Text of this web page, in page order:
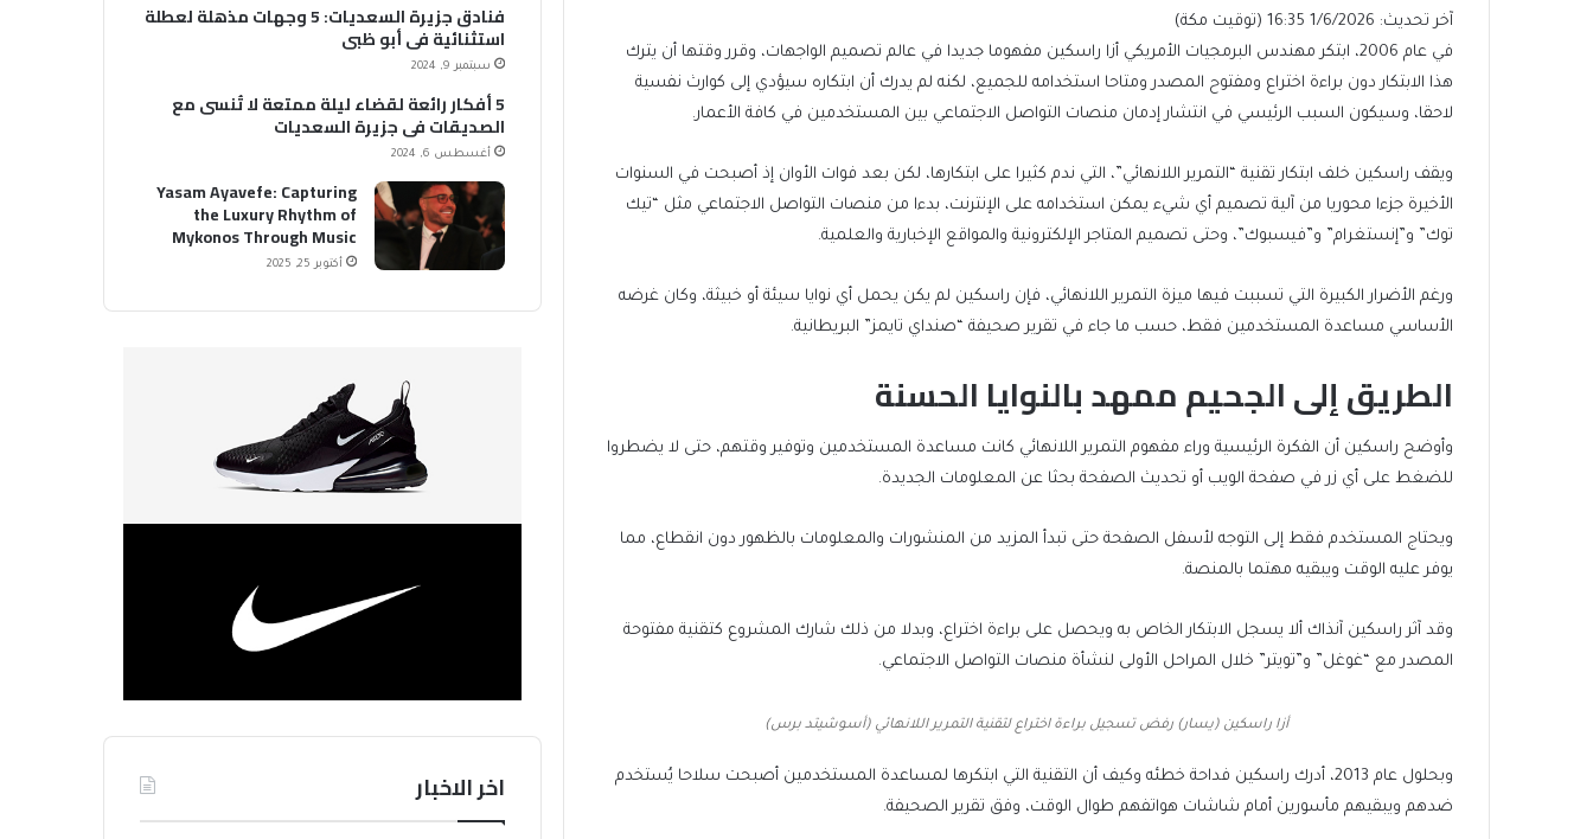
آخر
تحديث:
1/6/2026
16:35
مكة)
آخر تحديث: 1/6/2026 16:35 (توقيت مكة)
في عام 2006، ابتكر مهندس البرمجيات الأمريكي أزا راسكين مفهوما جديدا في عالم تصميم الواجهات، وقرر وقتها أن يترك
هذا الابتكار دون براءة اختراع ومفتوح المصدر ومتاحا استخدامه للجميع، لكنه لم يدرك أن ابتكاره سيؤدي إلى كوارث نفسية
لاحقا، وسيكون السبب الرئيسي في انتشار إدمان منصات التواصل الاجتماعي بين المستخدمين في كافة الأعمار.
ويقف راسكين خلف ابتكار تقنية “التمرير اللانهائي”، التي ندم كثيرا على ابتكارها، لكن بعد فوات الأوان إذ أصبحت في السنوات
الأخيرة جزءا محوريا من آلية تصميم أي شيء يمكن استخدامه على الإنترنت، بدءا من منصات التواصل الاجتماعي مثل “تيك
توك” و”إنستغرام” و”فيسبوك”، وحتى تصميم المتاجر الإلكترونية والمواقع الإخبارية والعلمية.
ورغم الأضرار الكبيرة التي تسببت فيها ميزة التمرير اللانهائي، فإن راسكين لم يكن يحمل أي نوايا سيئة أو خبيثة، وكان غرضه
الأساسي مساعدة المستخدمين فقط، حسب ما جاء في تقرير صحيفة “صنداي تايمز” البريطانية.
الطريق إلى الجحيم ممهد بالنوايا الحسنة
وأوضح راسكين أن الفكرة الرئيسية وراء مفهوم التمرير اللانهائي كانت مساعدة المستخدمين وتوفير وقتهم، حتى لا يضطروا
للضغط على أي زر في صفحة الويب أو تحديث الصفحة بحثا عن المعلومات الجديدة.
ويحتاج المستخدم فقط إلى التوجه لأسفل الصفحة حتى تبدأ المزيد من المنشورات والمعلومات بالظهور دون انقطاع، مما
يوفر عليه الوقت ويبقيه مهتما بالمنصة.
وقد آثر راسكين آنذاك ألا يسجل الابتكار الخاص به ويحصل على براءة اختراع، وبدلا من ذلك شارك المشروع كتقنية مفتوحة
المصدر مع “غوغل” و”تويتر” خلال المراحل الأولى لنشأة منصات التواصل الاجتماعي.
أزا راسكين (يسار) رفض تسجيل براءة اختراع لتقنية التمرير اللانهائي (أسوشيتد برس)
وبحلول عام 2013، أدرك راسكين فداحة خطئه وكيف أن التقنية التي ابتكرها لمساعدة المستخدمين أصبحت سلاحا يُستخدم
ضدهم ويبقيهم مأسورين أمام شاشات هواتفهم طوال الوقت، وفق تقرير الصحيفة.
فنادق جزيرة السعديات: 5 وجهات مذهلة لعطلة
استثنائية في أبو ظبي
سبتمبر 9, 2024
5 أفكار رائعة لقضاء ليلة ممتعة لا تُنسى مع
الصديقات في جزيرة السعديات
أغسطس 6, 2024
Yasam Ayavefe: Capturing
the Luxury Rhythm of
Mykonos Through Music
أكتوبر 25, 2025
اخر الاخبار